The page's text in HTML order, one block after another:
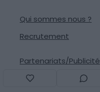
Qui sommes nous ?
Recrutement
Partenariats/Publicité
Contact